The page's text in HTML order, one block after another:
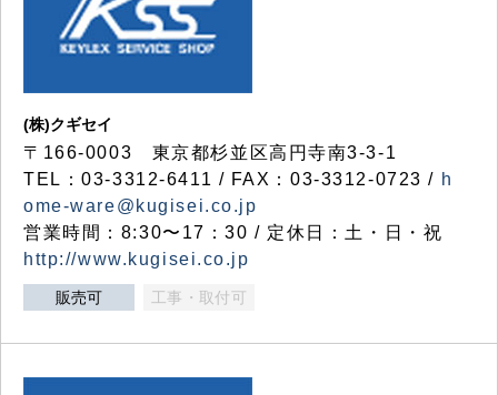
(株)クギセイ
〒166-0003 東京都杉並区高円寺南3-3-1
TEL：03-3312-6411 / FAX：03-3312-0723 / h
ome-ware@kugisei.co.jp
営業時間：8:30〜17：30 / 定休日：土・日・祝
http://www.kugisei.co.jp
販売可 工事・取付可